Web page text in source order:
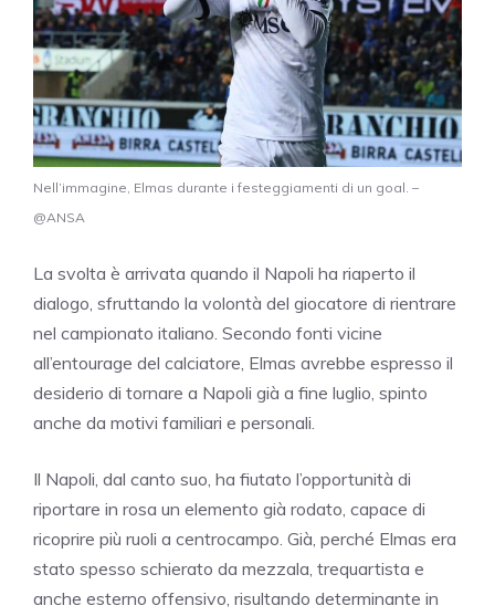
Nell’immagine, Elmas durante i festeggiamenti di un goal. –
@ANSA
La svolta è arrivata quando il Napoli ha riaperto il
dialogo, sfruttando la volontà del giocatore di rientrare
nel campionato italiano. Secondo fonti vicine
all’entourage del calciatore, Elmas avrebbe espresso il
desiderio di tornare a Napoli già a fine luglio, spinto
anche da motivi familiari e personali.
Il Napoli, dal canto suo, ha fiutato l’opportunità di
riportare in rosa un elemento già rodato, capace di
ricoprire più ruoli a centrocampo. Già, perché Elmas era
stato spesso schierato da mezzala, trequartista e
anche esterno offensivo, risultando determinante in